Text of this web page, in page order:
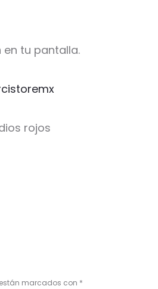
tu pantalla.
rojos
marcados con *